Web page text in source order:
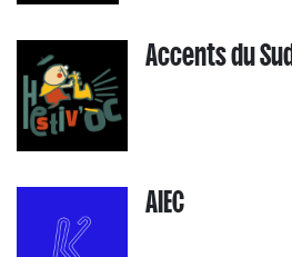
Accents du Sud
AIEC